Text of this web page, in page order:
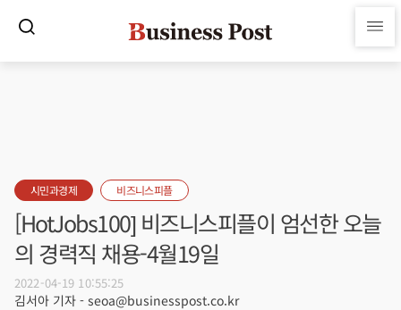
시민과경제 비즈니스피플
[HotJobs100] 비즈니스피플이 엄선한 오늘
의 경력직 채용-4월19일
2022-04-19 10:55:25
김서아 기자 - seoa@businesspost.co.kr